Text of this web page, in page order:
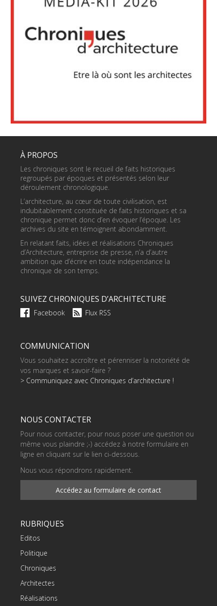
À PROPOS
Les chroniques sont le recueil de faits historiques
regroupés par époques et présentés selon leur
déroulement chronologique.
L’architecture, au cœur de toute civilisation, est
indubitablement constituée de faits historiques et sa
chronique permet donc d’en évoquer l’époque. Les
archives du site en témoignent abondamment.
En relatant faits, idées et réalisations Chroniques
d’Architecture, entreprise de presse, n’a d’autre
ambition que d’écrire en toute indépendance la
chronique de son temps.
SUIVEZ CHRONIQUES D’ARCHITECTURE
Facebook Flux RSS
COMMUNICATION
Vous souhaitez accroître et pérenniser la notoriété de
vos marques et savoir-faire ?
> Communiquez avec Chroniques d’architecture !
NOUS CONTACTER
Pour nous contacter, pour nous poser une question ou
même vous plaindre ;-) accédez à notre formulaire en
ligne en cliquant sur le lien ci-dessous.
Nous vous répondrons rapidement.
Accédez au formulaire de contact
RUBRIQUES
Editos
Politique
Chroniques
Architectes
Réalisations